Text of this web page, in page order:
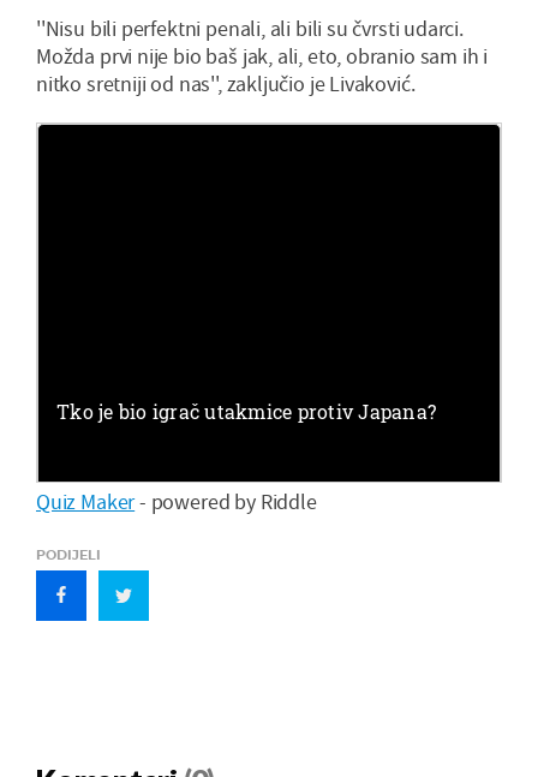
''Nisu bili perfektni penali, ali bili su čvrsti udarci.
Možda prvi nije bio baš jak, ali, eto, obranio sam ih i
nitko sretniji od nas'', zaključio je Livaković.
Quiz Maker- powered by Riddle
PODIJELI